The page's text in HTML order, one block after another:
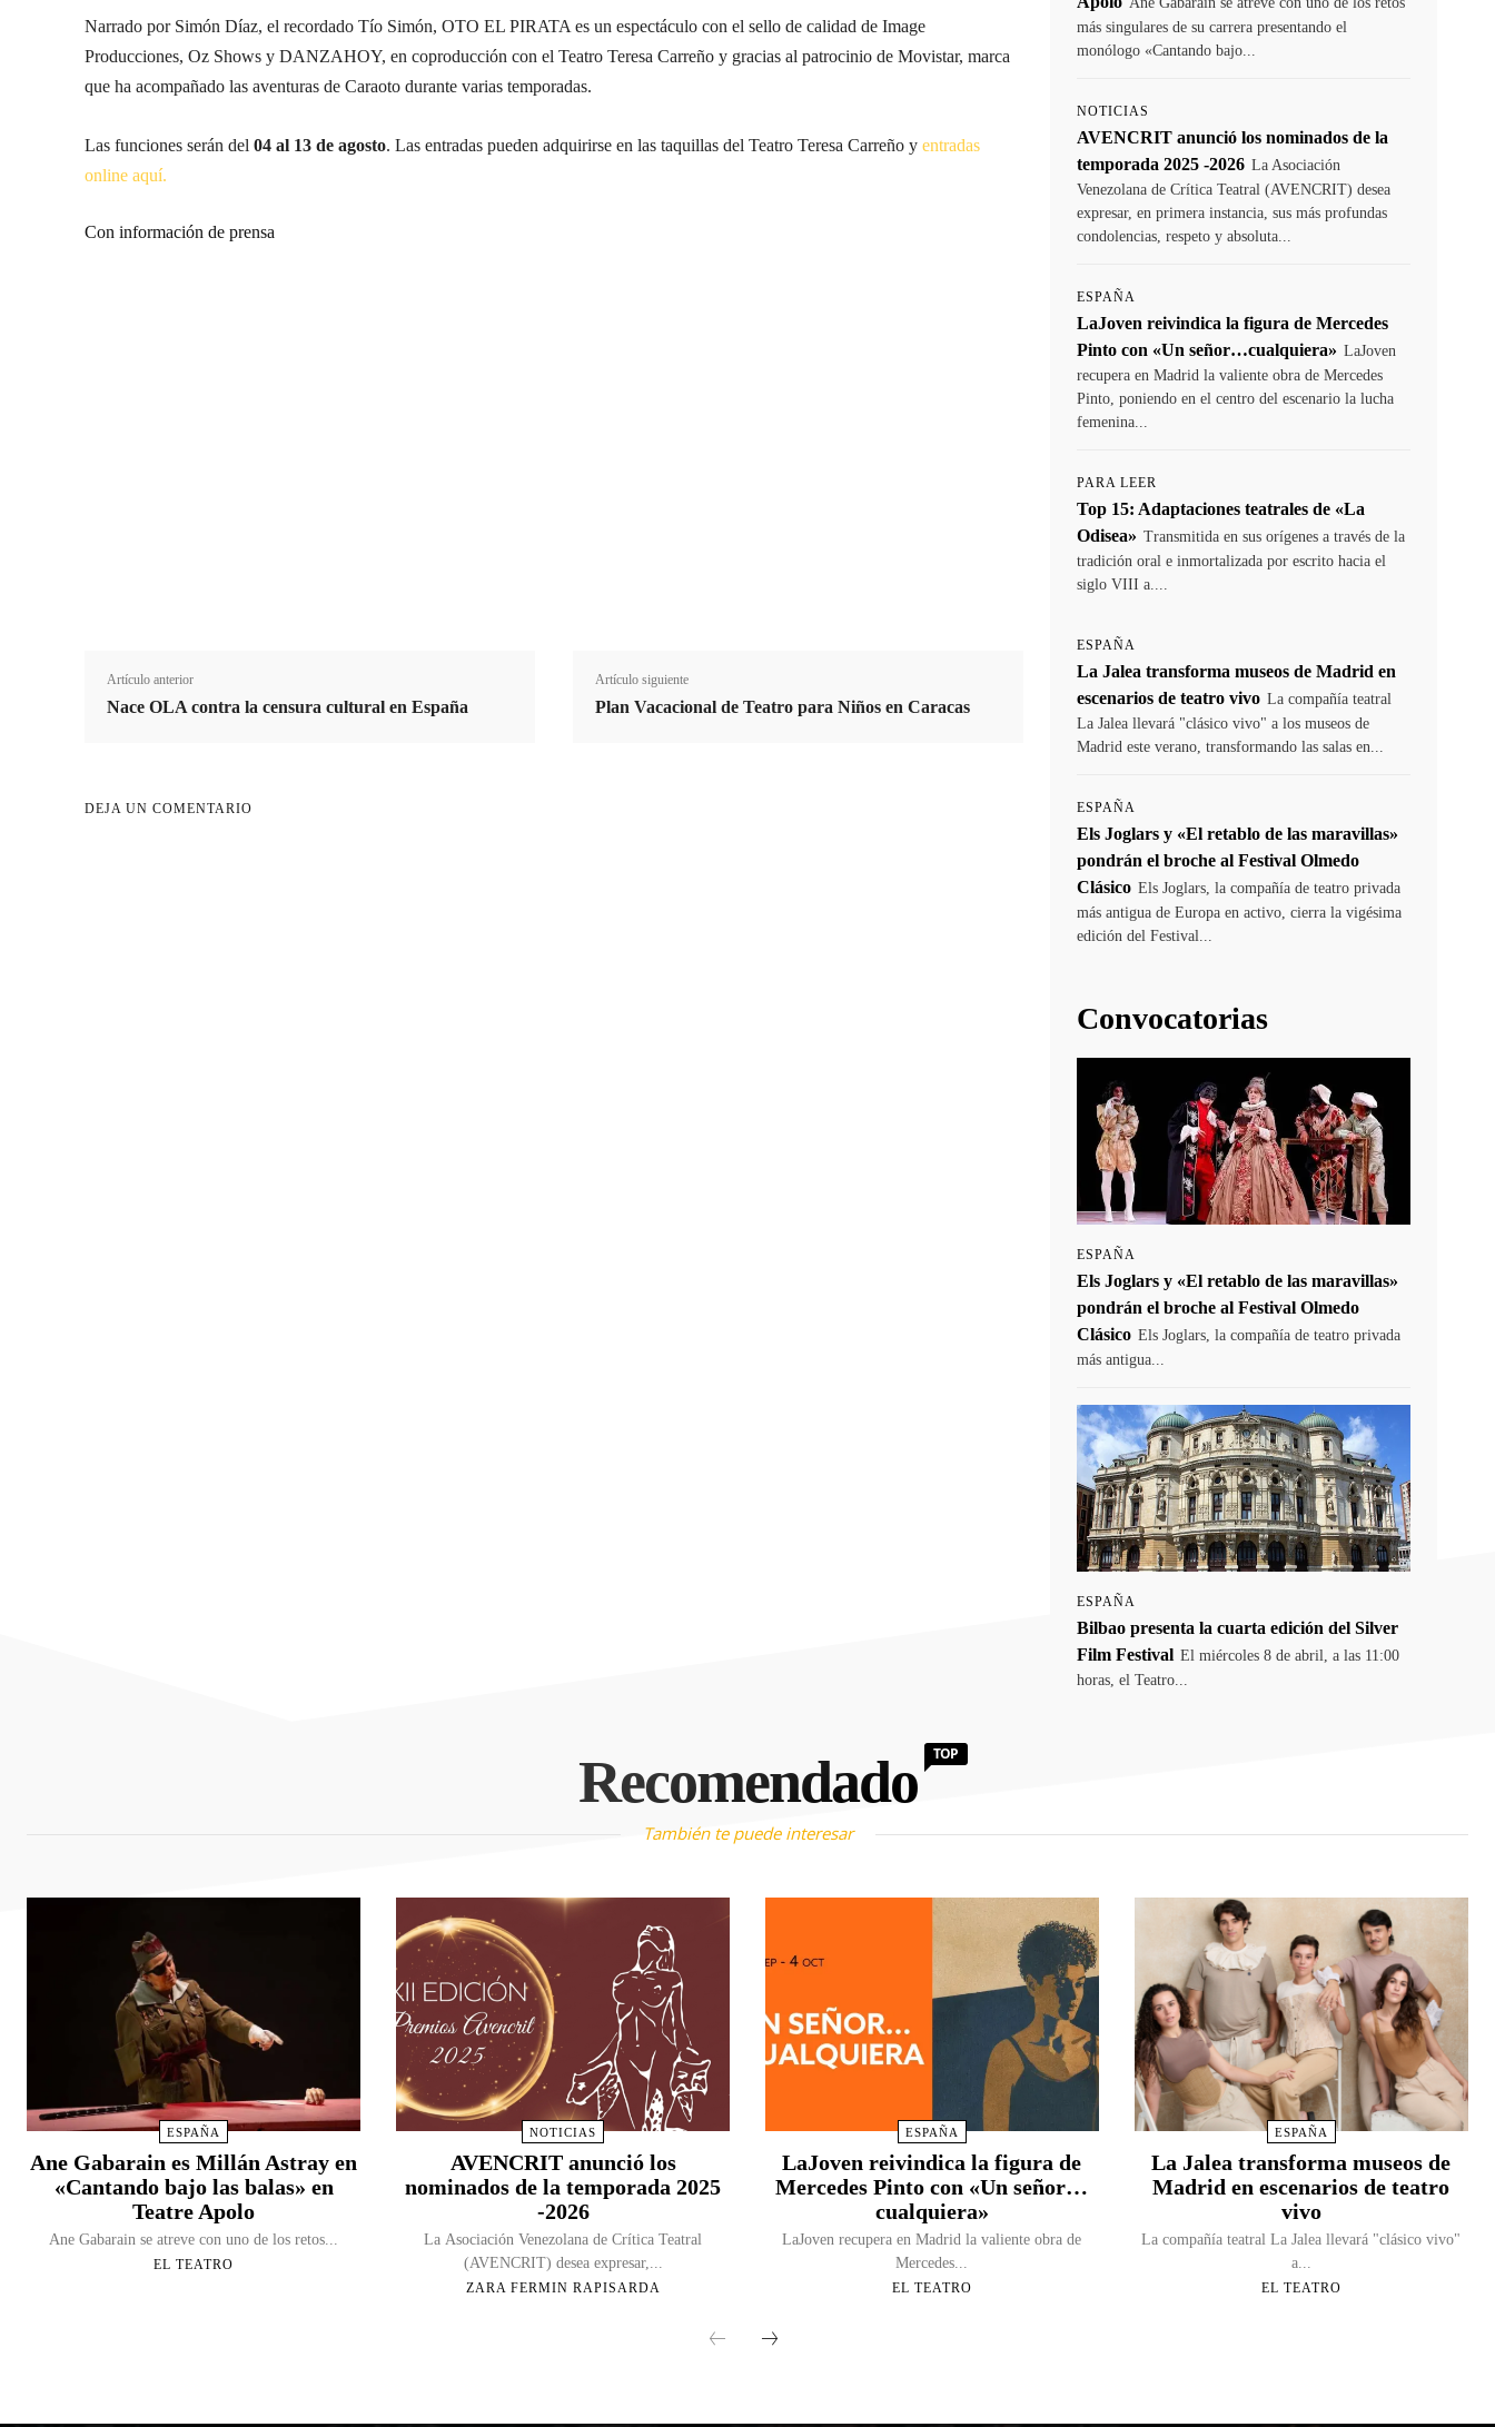
Narrado por Simón Díaz, el recordado Tío Simón, OTO EL PIRATA es un espectáculo con el sello de calidad de Image
Producciones, Oz Shows y DANZAHOY, en coproducción con el Teatro Teresa Carreño y gracias al patrocinio de Movistar, marca
que ha acompañado las aventuras de Caraoto durante varias temporadas.
Las funciones serán del 04 al 13 de agosto. Las entradas pueden adquirirse en las taquillas del Teatro Teresa Carreño y entradas
online aquí.
Con información de prensa
Artículo anterior
Nace OLA contra la censura cultural en España
Artículo siguiente
Plan Vacacional de Teatro para Niños en Caracas
DEJA UN COMENTARIO
más singulares de su carrera presentando el
monólogo «Cantando bajo...
NOTICIAS
AVENCRIT anunció los nominados de la
temporada 2025 -2026 La Asociación
Venezolana de Crítica Teatral (AVENCRIT) desea
expresar, en primera instancia, sus más profundas
condolencias, respeto y absoluta...
ESPAÑA
LaJoven reivindica la figura de Mercedes
Pinto con «Un señor…cualquiera» LaJoven
recupera en Madrid la valiente obra de Mercedes
Pinto, poniendo en el centro del escenario la lucha
femenina...
PARA LEER
Top 15: Adaptaciones teatrales de «La
Odisea» Transmitida en sus orígenes a través de la
tradición oral e inmortalizada por escrito hacia el
siglo VIII a....
ESPAÑA
La Jalea transforma museos de Madrid en
escenarios de teatro vivo La compañía teatral
La Jalea llevará "clásico vivo" a los museos de
Madrid este verano, transformando las salas en...
ESPAÑA
Els Joglars y «El retablo de las maravillas»
pondrán el broche al Festival Olmedo
Clásico Els Joglars, la compañía de teatro privada
más antigua de Europa en activo, cierra la vigésima
edición del Festival...
Convocatorias
ESPAÑA
Els Joglars y «El retablo de las maravillas»
pondrán el broche al Festival Olmedo
Clásico Els Joglars, la compañía de teatro privada
más antigua...
ESPAÑA
Bilbao presenta la cuarta edición del Silver
Film Festival El miércoles 8 de abril, a las 11:00
horas, el Teatro...
Recomendado TOP
También te puede interesar
ESPAÑA
Ane Gabarain es Millán Astray en
«Cantando bajo las balas» en
Teatre Apolo
Ane Gabarain se atreve con uno de los retos...
EL TEATRO
NOTICIAS
AVENCRIT anunció los
nominados de la temporada 2025
-2026
La Asociación Venezolana de Crítica Teatral
(AVENCRIT) desea expresar,...
ZARA FERMIN RAPISARDA
ESPAÑA
LaJoven reivindica la figura de
Mercedes Pinto con «Un señor…
cualquiera»
LaJoven recupera en Madrid la valiente obra de
Mercedes...
EL TEATRO
ESPAÑA
La Jalea transforma museos de
Madrid en escenarios de teatro
vivo
La compañía teatral La Jalea llevará "clásico vivo"
a...
EL TEATRO